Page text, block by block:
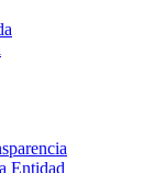
Entidad